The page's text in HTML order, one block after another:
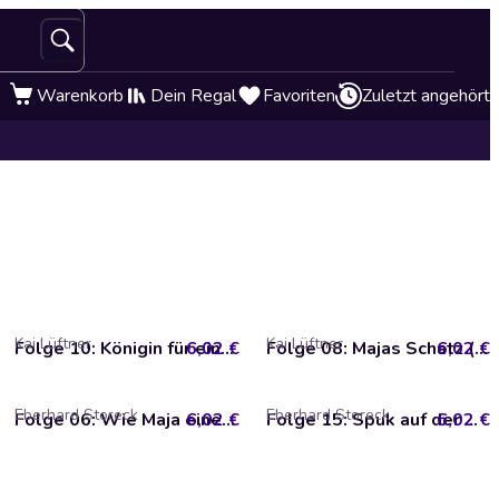
Warenkorb Dein Regal Favoriten Zuletzt angehört
Folge 10: Königin für einen Tag (CGI)
Kai Lüftner 6,02 € Folge 08: Majas Schatz (CGI)
Kai Lüftner 6,02 €
Folge 06: Wie Maja einen Floh rettet
Eberhard Storeck 6,02 € Folge 15: Spuk auf der Waldwiese
Eberhard Storeck 6,02 €